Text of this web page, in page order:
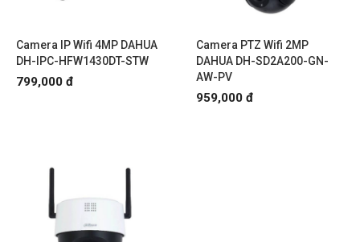
Camera IP Wifi 4MP DAHUA
DH-IPC-HFW1430DT-STW
799,000 đ
Camera PTZ Wifi 2MP
DAHUA DH-SD2A200-GN-
AW-PV
959,000 đ